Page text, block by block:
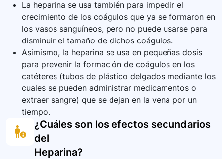
La heparina se usa también para impedir el
crecimiento de los coágulos que ya se formaron en
los vasos sanguíneos, pero no puede usarse para
disminuir el tamaño de dichos coágulos.
Asimismo, la heparina se usa en pequeñas dosis
para prevenir la formación de coágulos en los
catéteres (tubos de plástico delgados mediante los
cuales se pueden administrar medicamentos o
extraer sangre) que se dejan en la vena por un
tiempo.
¿Cuáles son los efectos secundarios
del
Heparina?